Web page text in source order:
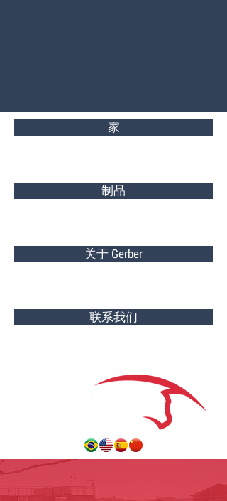
家
制品
关于 Gerber
联系我们